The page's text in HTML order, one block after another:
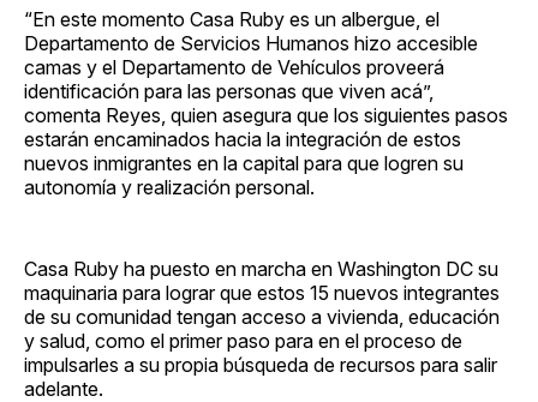
“En este momento Casa Ruby es un albergue, el
Departamento de Servicios Humanos hizo accesible
camas y el Departamento de Vehículos proveerá
identificación para las personas que viven acá”,
comenta Reyes, quien asegura que los siguientes pasos
estarán encaminados hacia la integración de estos
nuevos inmigrantes en la capital para que logren su
autonomía y realización personal.
Casa Ruby ha puesto en marcha en Washington DC su
maquinaria para lograr que estos 15 nuevos integrantes
de su comunidad tengan acceso a vivienda, educación
y salud, como el primer paso para en el proceso de
impulsarles a su propia búsqueda de recursos para salir
adelante.